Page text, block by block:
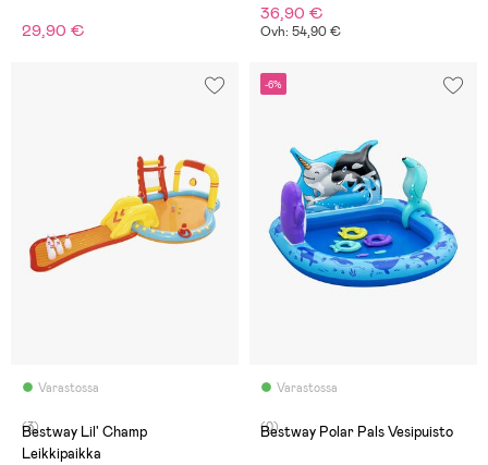
29,90 €
36,90 €
Ovh: 54,90 €
Varastossa
(3)
Bestway Lil' Champ
Leikkipaikka
-6%
Varastossa
(0)
Bestway Polar Pals Vesipuisto